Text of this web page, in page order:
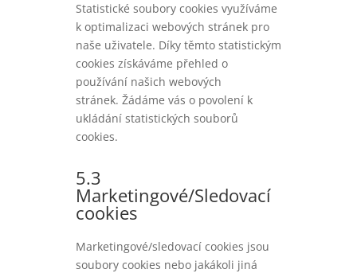
Statistické soubory cookies využíváme
k optimalizaci webových stránek pro
naše uživatele. Díky těmto statistickým
cookies získáváme přehled o
používání našich webových
stránek. Žádáme vás o povolení k
ukládání statistických souborů
cookies.
5.3
Marketingové/Sledovací
cookies
Marketingové/sledovací cookies jsou
soubory cookies nebo jakákoli jiná